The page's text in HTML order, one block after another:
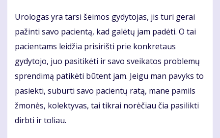
Urologas yra tarsi šeimos gydytojas, jis turi gerai
pažinti savo pacientą, kad galėtų jam padėti. O tai
pacientams leidžia prisirišti prie konkretaus
gydytojo, juo pasitikėti ir savo sveikatos problemų
sprendimą patikėti būtent jam. Jeigu man pavyks to
pasiekti, suburti savo pacientų ratą, mane pamils
žmonės, kolektyvas, tai tikrai norėčiau čia pasilikti
dirbti ir toliau.